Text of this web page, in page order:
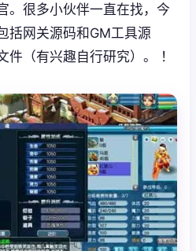
。很多小伙伴一直在找，今
括网关源码和GM工具源
（有兴趣自行研究）。 ！